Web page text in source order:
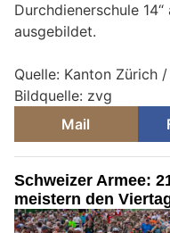
Durchdienerschule
ausgebildet.
Quelle: Kanton Zürich
Bildquelle: zvg
Mail
Schweizer Armee:
meistern den